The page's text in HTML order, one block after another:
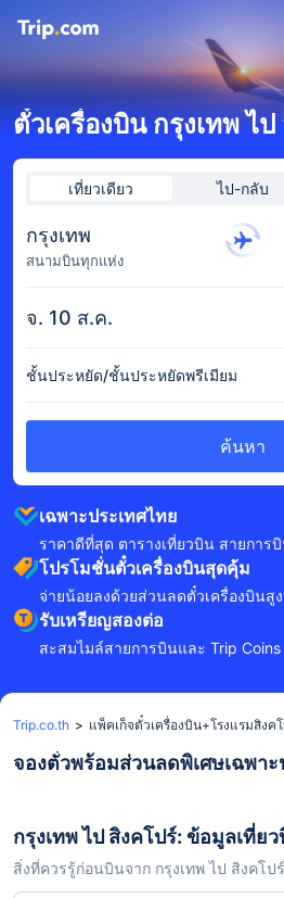
ตั๋วเครื่องบิน กรุงเทพ ไ
เที่ยวเดียว ไป-กลับ
กรุงเทพ
สนามบินทุกแห่ง
จ. 10 ส.ค.
ชั้นประหยัด/ชั้นประหยัดพรีเมียม
ค้นหา
เฉพาะประเทศไทย
ราคาดีที่สุด ตารางเที่ยวบิน สายกา
โปรโมชั่นตั๋วเครื่องบินสุดคุ้ม
จ่ายน้อยลงด้วยส่วนลดตั๋วเครื่องบินสู
รับเหรียญสองต่อ
สะสมไมล์สายการบินและ Trip
Trip.co.th > แพ็คเก็จตั๋วเครื่องบิน+โรงแรมสิงค
จองตั๋วพร้อมส่วนลดพิเศษเฉพาะ
กรุงเทพ ไป สิงคโปร์: ข้อมูลเที่ย
สิ่งที่ควรรู้ก่อนบินจาก กรุงเทพ ไป สิงคโปร์